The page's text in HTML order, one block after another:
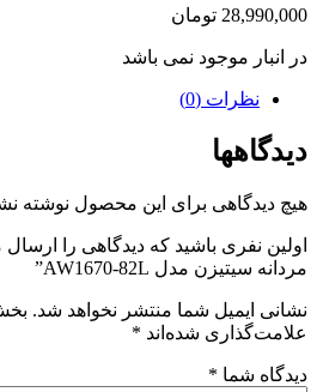
28,990,000 تومان
در انبار موجود نمی باشد
نظرات (0)
دیدگاهها
هیچ دیدگاهی برای این محصول نوشته
اولین نفری باشید که دیدگاهی را
مردانه سیتیزن مدل AW1670-82L”
نشانی ایمیل شما منتشر نخواهد شد.
علامت‌گذاری شده‌اند *
دیدگاه شما *